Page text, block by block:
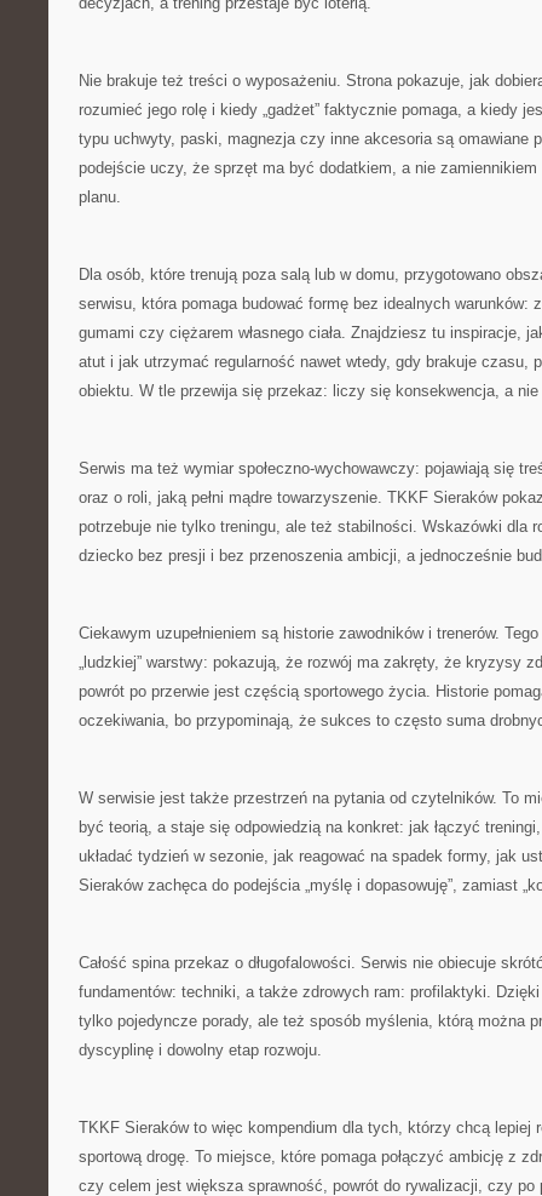
Nie brakuje też treści o wyposażeniu. Strona pokazuje, jak
rozumieć jego rolę i kiedy „gadżet” faktycznie pomaga, a kiedy
typu uchwyty, paski, magnezja czy inne akcesoria są omawiane
podejście uczy, że sprzęt ma być dodatkiem, a nie
planu.
Dla osób, które trenują poza salą lub w domu, przygotowano
serwisu, która pomaga budować formę bez idealnych warunków:
gumami czy ciężarem własnego ciała. Znajdziesz tu inspiracje,
atut i jak utrzymać regularność nawet wtedy, gdy brakuje czasu,
obiektu. W tle przewija się przekaz: liczy się konsekwencja, a
Serwis ma też wymiar społeczno-wychowawczy: pojawiają się
oraz o roli, jaką pełni mądre towarzyszenie. TKKF Sieraków
potrzebuje nie tylko treningu, ale też stabilności. Wskazówki dla
dziecko bez presji i bez przenoszenia ambicji, a jednocześnie
Ciekawym uzupełnieniem są historie zawodników i trenerów.
„ludzkiej” warstwy: pokazują, że rozwój ma zakręty, że kryzysy
powrót po przerwie jest częścią sportowego życia. Historie
oczekiwania, bo przypominają, że sukces to często suma
W serwisie jest także przestrzeń na pytania od czytelników. To
być teorią, a staje się odpowiedzią na konkret: jak łączyć
układać tydzień w sezonie, jak reagować na spadek formy, jak
Sieraków zachęca do podejścia „myślę i dopasowuję”, zamiast
Całość spina przekaz o długofalowości. Serwis nie obiecuje
fundamentów: techniki, a także zdrowych ram: profilaktyki.
tylko pojedyncze porady, ale też sposób myślenia, którą można
dyscyplinę i dowolny etap rozwoju.
TKKF Sieraków to więc kompendium dla tych, którzy chcą lepiej
sportową drogę. To miejsce, które pomaga połączyć ambicję z
czy celem jest większa sprawność, powrót do rywalizacji, czy